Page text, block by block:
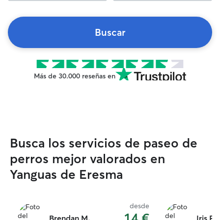
Buscar
Más de 30.000 reseñas en
Busca los servicios de paseo de
perros mejor valorados en
Yanguas de Eresma
Brendan M.
desde
Iris P.